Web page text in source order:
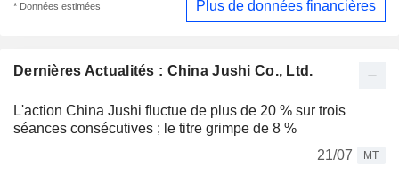
Dernières Actualités : China Jushi Co., Ltd.
L'action China Jushi fluctue de plus de 20 % sur trois
séances consécutives ; le titre grimpe de 8 %
21/07
MT
* Données estimées Plus de données financières